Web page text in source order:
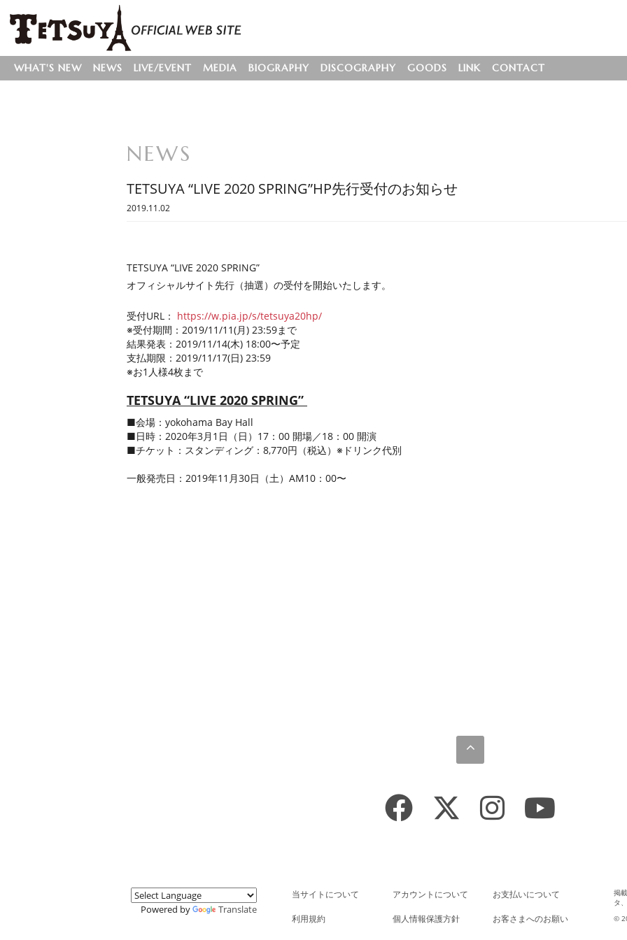
WHAT'S NEW NEWS LIVE/EVENT MEDIA BIOGRAPHY DISCOGRAPHY GOODS LINK CONTACT
NEWS
TETSUYA “LIVE 2020 SPRING”HP先行受付のお知らせ
2019.11.02
TETSUYA “LIVE 2020 SPRING”
オフィシャルサイト先行（抽選）の受付を開始いたします。
受付URL： https://w.pia.jp/s/tetsuya20hp/
※受付期間：2019/11/11(月) 23:59まで
結果発表：2019/11/14(木) 18:00〜予定
支払期限：2019/11/17(日) 23:59
※お1人様4枚まで
TETSUYA “LIVE 2020 SPRING”
■会場：yokohama Bay Hall
■日時：2020年3月1日（日）17：00 開場／18：00 開演
■チケット：スタンディング：8,770円（税込）※ドリンク代別
一般発売日：2019年11月30日（土）AM10：00〜
Powered by Translate
当サイトについて アカウントについて お支払いについて
利用規約 個人情報保護方針 お客さまへのお願い
掲
タ
©